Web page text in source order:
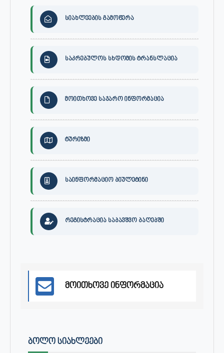
სიახლეების გამოწერა
საკრებულოს სხდომის ტრანსლაცია
მოითხოვე საჯარო ინფორმაცია
ტურიზმი
საინფორმაციო ბიულეტინი
რეგისტრაცია საბავშვო ბაღებში
მოითხოვე ინფორმაცია
ᲑᲝᲚᲝ ᲡᲘᲐᲮᲚᲔᲔᲑᲘ